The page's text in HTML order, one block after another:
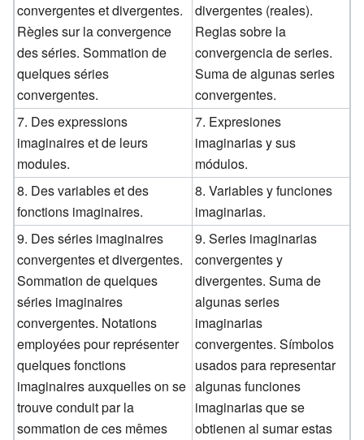
convergentes et divergentes.
Règles sur la convergence
des séries. Sommation de
quelques séries
convergentes.
divergentes (reales).
Reglas sobre la
convergencia de series.
Suma de algunas series
convergentes.
7. Des expressions
imaginaires et de leurs
modules.
7. Expresiones
imaginarias y sus
módulos.
8. Des variables et des
fonctions imaginaires.
8. Variables y funciones
imaginarias.
9. Des séries imaginaires
convergentes et divergentes.
Sommation de quelques
séries imaginaires
convergentes. Notations
employées pour représenter
quelques fonctions
imaginaires auxquelles on se
trouve conduit par la
sommation de ces mêmes
9. Series imaginarias
convergentes y
divergentes. Suma de
algunas series
imaginarias
convergentes. Símbolos
usados para representar
algunas funciones
imaginarias que se
obtienen al sumar estas